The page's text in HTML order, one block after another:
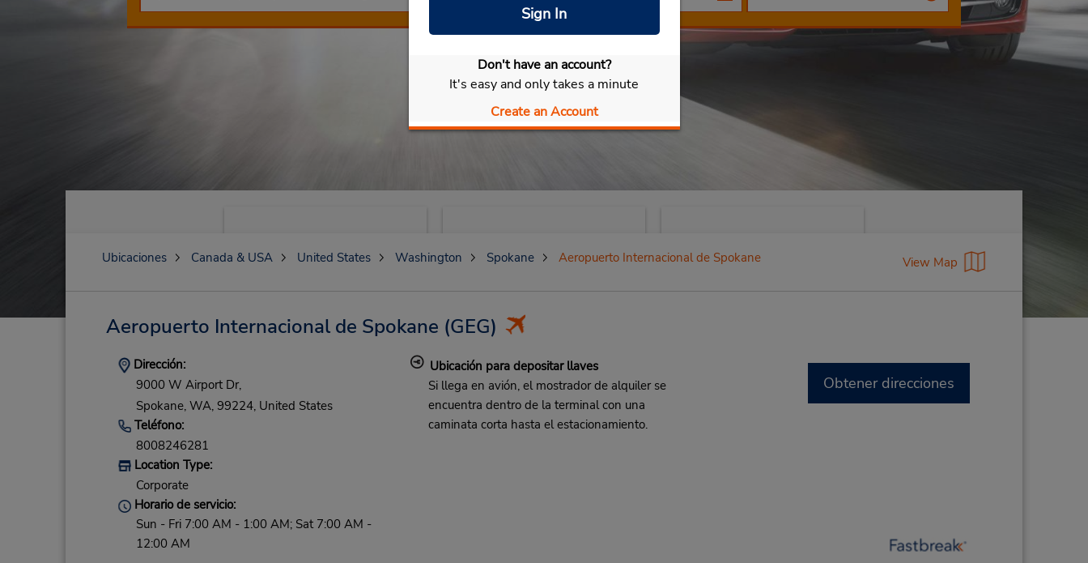
Seleccionar mi vehículo
Sign In
Don't have an account?
It's easy and only takes a minute
Create an Account
Ubicaciones Canada & USA United States Washington Spokane Aeropuerto Internacional de Spokane View Map
Aeropuerto Internacional de Spokane (GEG)
Dirección:
9000 W Airport Dr,
Spokane, WA, 99224, United States
Teléfono:
8008246281
Location Type:
Corporate
Horario de servicio:
Sun - Fri 7:00 AM - 1:00 AM; Sat 7:00 AM -
12:00 AM
Ubicación para depositar llaves
Si llega en avión, el mostrador de alquiler se
encuentra dentro de la terminal con una
caminata corta hasta el estacionamiento.
Obtener direcciones